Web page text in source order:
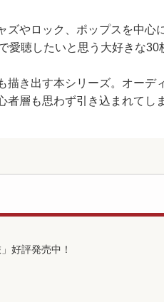
やロック、ポップスを中
聴したいと思う大好きな
き出す本シリーズ。オーデ
層も思わず引き込まれてし
好評発売中！